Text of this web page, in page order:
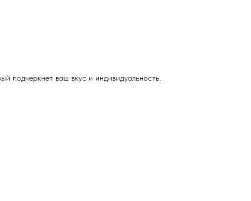
подчеркнет ваш вкус и индивидуальность.